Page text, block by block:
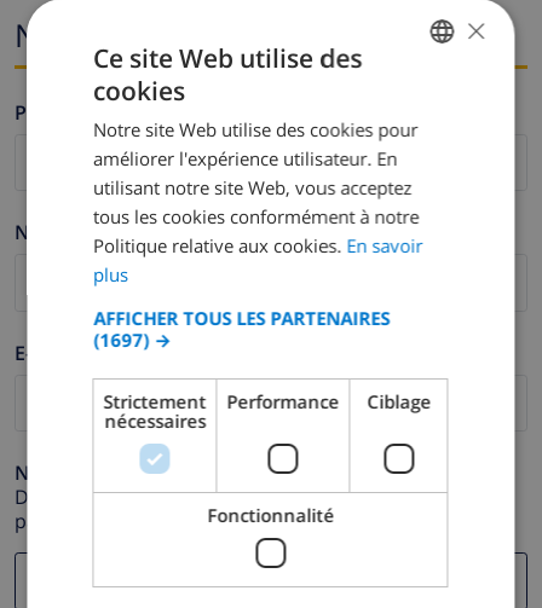
Nom et adresse e-mail
Prénom *
Nom de famille *
E-mail *
Numéro de téléphone *
Dans le cas où votre adresse e-mail ne fonctionnerait
pas correctement.
DUTCH
SPANISH
GERMAN
DANISH
×
Ce site Web utilise des
cookies
Notre site Web utilise des cookies pour
améliorer l'expérience utilisateur. En
utilisant notre site Web, vous acceptez
tous les cookies conformément à notre
Politique relative aux cookies. En savoir
plus
AFFICHER TOUS LES PARTENAIRES
(1697) →
Strictement
nécessaires
Performance Ciblage
Fonctionnalité